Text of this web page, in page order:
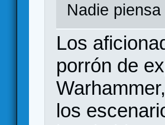
Nadie
Los
porrón de
los